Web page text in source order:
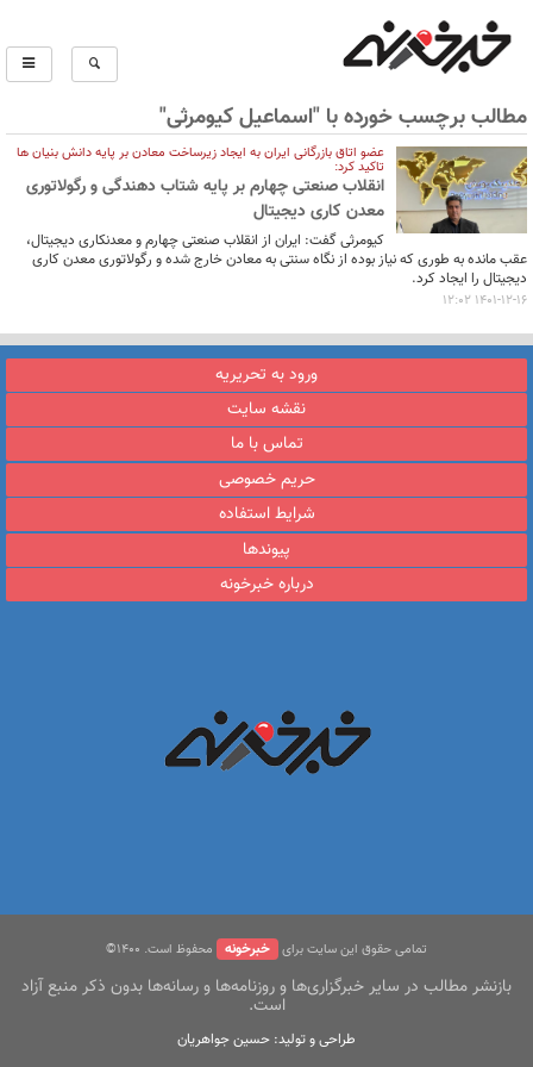
مطالب برچسب خورده با "اسماعیل کیومرثی"
عضو اتاق بازرگانی ایران به ایجاد زیرساخت معادن بر پایه دانش بنیان ها
تاکید کرد:
انقلاب صنعتی چهارم بر پایه شتاب دهندگی و رگولاتوری
معدن کاری دیجیتال
کیومرثی گفت: ایران از انقلاب صنعتی چهارم و معدنکاری دیجیتال،
عقب مانده به طوری که نیاز بوده از نگاه سنتی به معادن خارج شده و رگولاتوری معدن کاری
دیجیتال را ایجاد کرد.
1401-12-16 12:02
ورود به تحریریه
نقشه سایت
تماس با ما
حریم خصوصی
شرایط استفاده
پیوندها
درباره خبرخونه
تمامی حقوق این سایت برای خبرخونه محفوظ است. ۱400©
بازنشر مطالب در سایر خبرگزاری‌ها و روزنامه‌ها و رسانه‌ها بدون ذکر منبع آزاد
است.
طراحی و تولید: حسین جواهریان